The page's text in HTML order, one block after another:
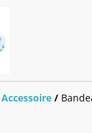
Accessoire /